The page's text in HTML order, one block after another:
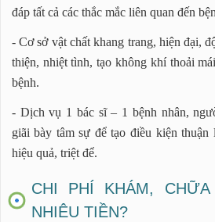
đáp tất cả các thắc mắc liên quan đến
- Cơ sở vật chất khang trang, hiện đại,
thiện, nhiệt tình, tạo không khí thoải
bệnh.
- Dịch vụ 1 bác sĩ – 1 bệnh nhân,
giãi bày tâm sự để tạo điều kiện
hiệu quả, triệt để.
CHI PHÍ KHÁM,
NHIÊU TIỀN?